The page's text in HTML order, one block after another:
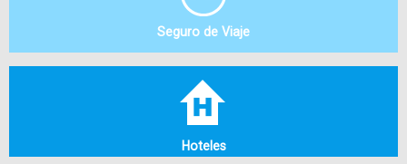
Seguro de Viaje
Hoteles